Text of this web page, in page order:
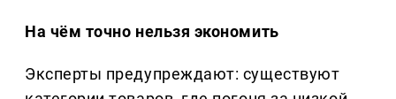
На чём точно нельзя экономить
Эксперты предупреждают: существуют